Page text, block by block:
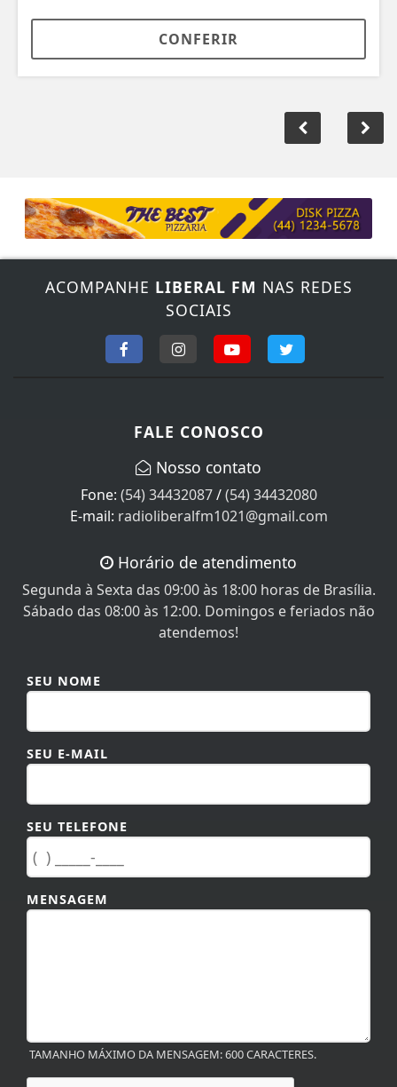
CONFERIR
ACOMPANHE LIBERAL FM NAS REDES
SOCIAIS
FALE CONOSCO
Nosso contato
Fone: (54) 34432087/(54) 34432080
E-mail: radioliberalfm1021@gmail.com
Horário de atendimento
Segunda à Sexta das 09:00 às 18:00 horas de Brasília.
Sábado das 08:00 às 12:00. Domingos e feriados não
atendemos!
SEU NOME
SEU E-MAIL
SEU TELEFONE
MENSAGEM
TAMANHO MÁXIMO DA MENSAGEM: 600 CARACTERES.